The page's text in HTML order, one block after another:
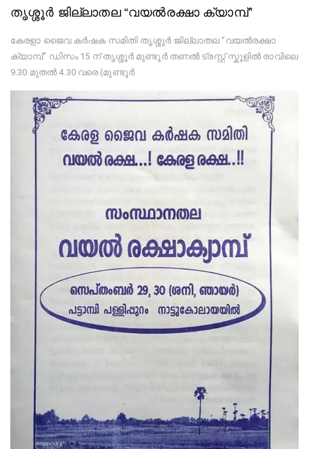
തൃശ്ശൂർ ജില്ലാതല “വയൽരക്ഷാ ക്യാമ്പ്”
കേരളാ ജൈവ കർഷക സമിതി തൃശ്ശൂർ ജില്ലാതല “വയൽരക്ഷാ
ക്യാമ്പ്” ഡിസം 15 ന് തൃശ്ശൂർ മുണ്ടൂർ തണൽ ട്രസ്റ്റ് സ്കൂളിൽ രാവിലെ
9.30 മുതൽ 4.30 വരെ (മുണ്ടൂർ